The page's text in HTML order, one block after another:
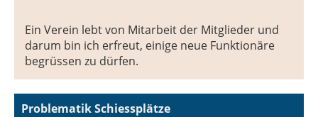
Ein Verein lebt von Mitarbeit der Mitglieder und
darum bin ich erfreut, einige neue Funktionäre
begrüssen zu dürfen.
Problematik Schiessplätze